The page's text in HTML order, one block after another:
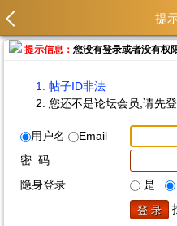
提
提示信息：您没有登录或者没有权
帖子ID非法
您还不是论坛会员,请先
用户名
Email
密 码
隐身登录
是